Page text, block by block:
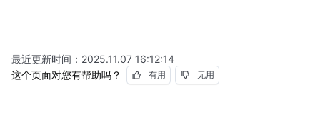
最近更新时间： 2025.11.07 16:12:14
这个页面对您有帮助吗？
有用 无用